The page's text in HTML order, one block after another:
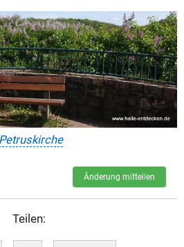
Änderung mitteilen
Teilen: